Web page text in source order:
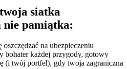
siatka
nie pamiątka:
na ubezpieczeniu
bohater każdej przygody, gotowy
(i twój portfel), gdy twoja zagraniczna